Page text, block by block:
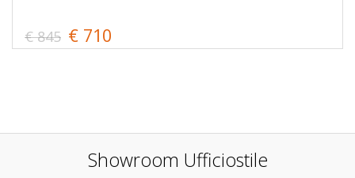
€ 845 € 710
Showroom Ufficiostile